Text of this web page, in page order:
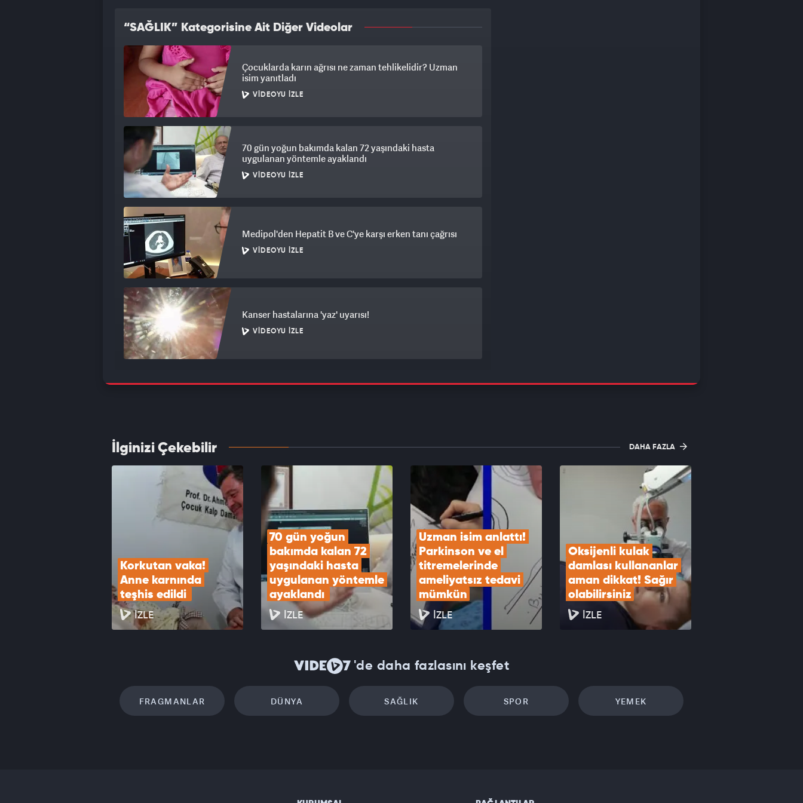
“SAĞLIK” Kategorisine Ait Diğer Videolar
Çocuklarda karın ağrısı ne zaman tehlikelidir? Uzman
isim yanıtladı
VIDEOYU İZLE
70 gün yoğun bakımda kalan 72 yaşındaki hasta
uygulanan yöntemle ayaklandı
VIDEOYU İZLE
Medipol'den Hepatit B ve C'ye karşı erken tanı çağrısı
VIDEOYU İZLE
Kanser hastalarına 'yaz' uyarısı!
VIDEOYU İZLE
"Cake Not Hate" hareketinin simgesi Joshua Harris
Medipol'de sağlık kontrolünden geçti!
VIDEOYU İZLE
İlginizi Çekebilir DAHA FAZLA
Korkutan vaka!
Anne karnında
teşhis edildi
İZLE
70 gün yoğun
bakımda kalan 72
yaşındaki hasta
uygulanan yöntemle
ayaklandı
İZLE
Uzman isim anlattı!
Parkinson ve el
titremelerinde
ameliyatsız tedavi
mümkün
İZLE
Oksijenli kulak
damlası kullananlar
aman dikkat! Sağır
olabilirsiniz
İZLE
'de daha fazlasını keşfet
FRAGMANLAR DÜNYA SAĞLIK SPOR YEMEK